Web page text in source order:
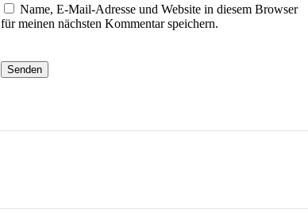
Name, E-Mail-Adresse und Website in diesem Browser
für meinen nächsten Kommentar speichern.